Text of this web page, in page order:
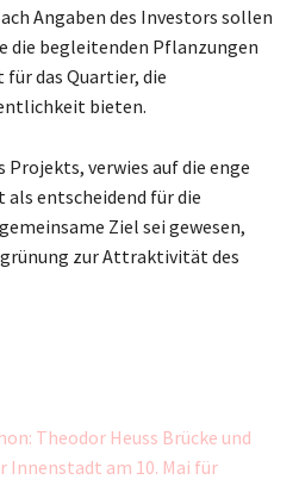
Angaben des Investors sollen
die begleitenden Pflanzungen
das Quartier, die
bieten.
Projekts, verwies auf die enge
entscheidend für die
Ziel sei gewesen,
zur Attraktivität des
Theodor Heuss Brücke und
Innenstadt am 10. Mai für